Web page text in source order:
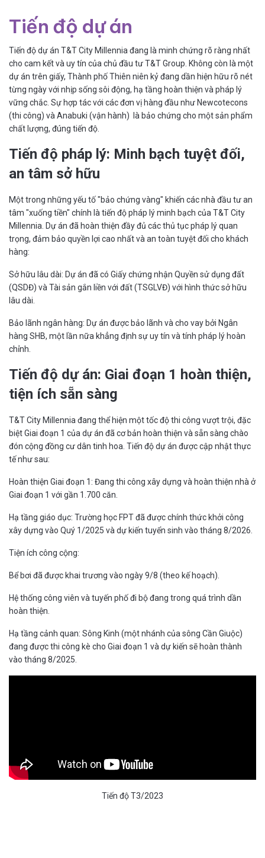
Tiến độ dự án
Tiến độ dự án T&T City Millennia đang là minh chứng rõ ràng nhất
cho cam kết và uy tín của chủ đầu tư T&T Group. Không còn là một
dự án trên giấy, Thành phố Thiên niên kỷ đang dần hiện hữu rõ nét
từng ngày với nhịp sống sôi động, hạ tầng hoàn thiện và pháp lý
vững chắc. Sự hợp tác với các đơn vị hàng đầu như Newcotecons
(thi công) và Anabuki (vận hành) là bảo chứng cho một sản phẩm
chất lượng, đúng tiến độ.
Tiến độ pháp lý: Minh bạch tuyệt đối,
an tâm sở hữu
Một trong những yếu tố "bảo chứng vàng" khiến các nhà đầu tư an
tâm "xuống tiền" chính là tiến độ pháp lý minh bạch của T&T City
Millennia. Dự án đã hoàn thiện đầy đủ các thủ tục pháp lý quan
trọng, đảm bảo quyền lợi cao nhất và an toàn tuyệt đối cho khách
hàng:
Sở hữu lâu dài: Dự án đã có Giấy chứng nhận Quyền sử dụng đất
(QSDĐ) và Tài sản gắn liền với đất (TSGLVĐ) với hình thức sở hữu
lâu dài.
Bảo lãnh ngân hàng: Dự án được bảo lãnh và cho vay bởi Ngân
hàng SHB, một lần nữa khẳng định sự uy tín và tính pháp lý hoàn
chỉnh.
Tiến độ dự án: Giai đoạn 1 hoàn thiện,
tiện ích sẵn sàng
T&T City Millennia đang thể hiện một tốc độ thi công vượt trội, đặc
biệt Giai đoạn 1 của dự án đã cơ bản hoàn thiện và sẵn sàng chào
đón cộng đồng cư dân tinh hoa. Tiến độ dự án được cập nhật thực
tế như sau:
Hoàn thiện Giai đoạn 1: Đang thi công xây dựng và hoàn thiện nhà ở
Giai đoạn 1 với gần 1.700 căn.
Hạ tầng giáo dục: Trường học FPT đã được chính thức khởi công
xây dựng vào Quý 1/2025 và dự kiến tuyển sinh vào tháng 8/2026.
Tiện ích công cộng:
Bể bơi đã được khai trương vào ngày 9/8 (theo kế hoạch).
Hệ thống công viên và tuyến phố đi bộ đang trong quá trình dần
hoàn thiện.
Hạ tầng cảnh quan: Sông Kinh (một nhánh của sông Cần Giuộc)
đang được thi công kè cho Giai đoạn 1 và dự kiến sẽ hoàn thành
vào tháng 8/2025.
Tiến độ T3/2023